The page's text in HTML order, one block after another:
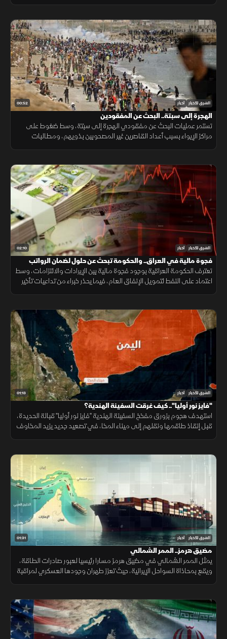
00:52 الشرق للأخبار أخبار
الهجرة إلى سبتة.. البحث عن المفقودين
تستمر عمليات البحث عن مفقودي الهجرة إلى سبتة، وسط ضغوط على
مراكز الإيواء بسبب أعداد القاصرين غير المصحوبين بذويهم، ومطالبات
02:10 الشرق للأخبار أخبار
فجوة مالية في العراق.. والحكومة تبحث عن حلول لضمان الرواتب
تعترف الحكومة العراقية بوجود فجوة مالية بين الإيرادات والالتزامات، وسط
اعتماد على النفط لتمويل الإنفاق العام، فيما يحذر خبراء من تداعيات تأخير
01:13 الشرق للأخبار أخبار
"فايز نور أوليا".. كيف غرقت السفينة الهندية؟
استهدف هجوم بزورق مفخخ السفينة الهندية "فايز نور أوليا" قبالة الحديدة،
قبل إنقاذ طاقمها ونقلهم إلى ميناء المخا، في تصعيد جديد يزيد المخاوف
01:31 الشرق للأخبار أخبار
مضيق هرمز.. الممر الشمالي
يمثل الممر الشمالي في مضيق هرمز مسارا رئيسيا لعبور صادرات الطاقة،
ويقع بمحاذاة السواحل الإيرانية، حيث تعزز طهران وجودها العسكري لمراقبة